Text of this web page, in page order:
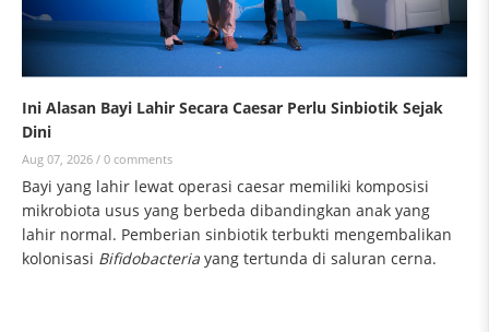
Ini Alasan Bayi Lahir Secara Caesar Perlu Sinbiotik Sejak
Dini
Aug 07, 2026 / 0 comments
Bayi yang lahir lewat operasi caesar memiliki komposisi
mikrobiota usus yang berbeda dibandingkan anak yang
lahir normal. Pemberian sinbiotik terbukti mengembalikan
kolonisasi Bifidobacteria yang tertunda di saluran cerna.